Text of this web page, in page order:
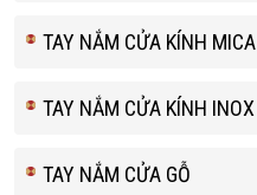
TAY NẮM CỬA KÍNH MICA
TAY NẮM CỬA KÍNH INOX
TAY NẮM CỬA GỖ